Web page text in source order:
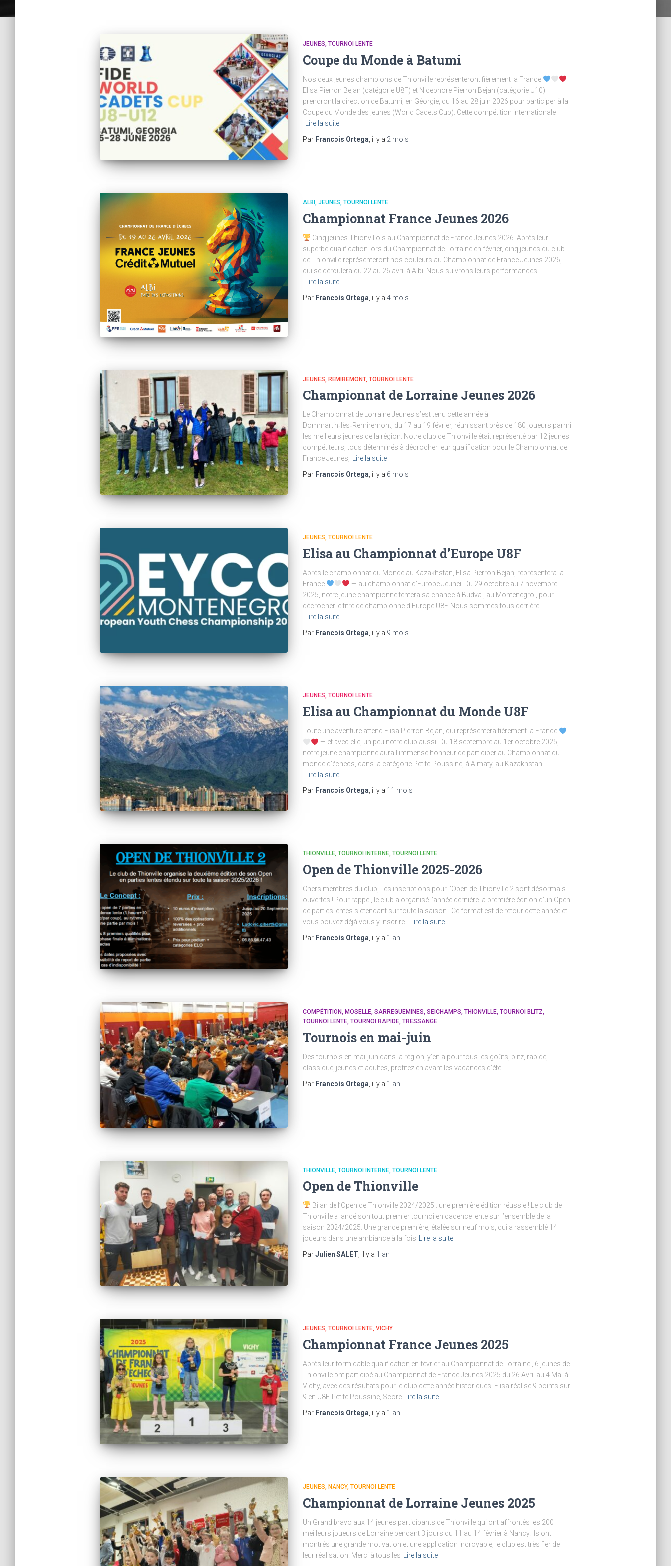
JEUNES TOURNOI LENTE
Coupe du Monde à Batumi
Nos deux jeunes champions de Thionville représenteront fièrement la France
Elisa Pierron Bejan (catégorie U8F) et Nicephore Pierron Bejan (catégorie U10)
prendront la direction de Batumi, en Géorgie, du 16 au 28 juin 2026 pour participer à la
Coupe du Monde des jeunes (World Cadets Cup). Cette compétition internationale
Lire la suite
Par Francois Ortega , il y a 2 mois
ALBI JEUNES TOURNOI LENTE
Championnat France Jeunes 2026
Cinq jeunes Thionvillois au Championnat de France Jeunes 2026 !Après leur
superbe qualification lors du Championnat de Lorraine en février, cinq jeunes du club
de Thionville représenteront nos couleurs au Championnat de France Jeunes 2026,
qui se déroulera du 22 au 26 avril à Albi. Nous suivrons leurs performances
Lire la suite
Par Francois Ortega , il y a 4 mois
JEUNES REMIREMONT TOURNOI LENTE
Championnat de Lorraine Jeunes 2026
Le Championnat de Lorraine Jeunes s’est tenu cette année à
Dommartin‑lès‑Remiremont, du 17 au 19 février, réunissant près de 180 joueurs parmi
les meilleurs jeunes de la région. Notre club de Thionville était représenté par 12 jeunes
compétiteurs, tous déterminés à décrocher leur qualification pour le Championnat de
France Jeunes,
Lire la suite
Par Francois Ortega , il y a 6 mois
JEUNES TOURNOI LENTE
Elisa au Championnat d’Europe U8F
Aprés le championnat du Monde au Kazakhstan, Elisa Pierron Bejan, représentera la
France
— au championnat d’Europe Jeunei. Du 29 octobre au 7 novembre
2025, notre jeune championne tentera sa chance à Budva , au Montenegro , pour
décrocher le titre de championne d’Europe U8F. Nous sommes tous derrière
Lire la suite
Par Francois Ortega , il y a 9 mois
JEUNES TOURNOI LENTE
Elisa au Championnat du Monde U8F
Toute une aventure attend Elisa Pierron Bejan, qui représentera fièrement la France
— et avec elle, un peu notre club aussi. Du 18 septembre au 1er octobre 2025,
notre jeune championne aura l’immense honneur de participer au Championnat du
monde d’échecs, dans la catégorie Petite-Poussine, à Almaty, au Kazakhstan.
Lire la suite
Par Francois Ortega, il y a 11 mois
THIONVILLE TOURNOI INTERNE TOURNOI LENTE
Open de Thionville 2025-2026
Chers membres du club, Les inscriptions pour l’Open de Thionville 2 sont désormais
ouvertes ! Pour rappel, le club a organisé l’année dernière la première édition d’un Open
de parties lentes s’étendant sur toute la saison ! Ce format est de retour cette année et
vous pouvez déjà vous y inscrire ! Lire la suite
Par Francois Ortega, il y a 1 an
COMPÉTITION MOSELLE SARREGUEMINES SEICHAMPS THIONVILLE TOURNOI BLITZ
TOURNOI LENTE TOURNOI RAPIDE TRESSANGE
Tournois en mai-juin
Des tournois en mai-juin dans la région, y’en a pour tous les goûts, blitz, rapide,
classique, jeunes et adultes, profitez en avant les vacances d’été .
Par Francois Ortega , il y a 1 an
THIONVILLE TOURNOI INTERNE TOURNOI LENTE
Open de Thionville
Bilan de l’Open de Thionville 2024/2025 : une première édition réussie ! Le club de
Thionville a lancé son tout premier tournoi en cadence lente sur l’ensemble de la
saison 2024/2025. Une grande première, étalée sur neuf mois, qui a rassemblé 14
joueurs dans une ambiance à la fois
Lire la suite
ParJulien SALET , il y a 1 an
JEUNES TOURNOI LENTE VICHY
Championnat France Jeunes 2025
Après leur formidable qualification en février au Championnat de Lorraine , 6 jeunes de
Thionville ont participé au Championnat de France Jeunes 2025 du 26 Avril au 4 Mai à
Vichy, avec des résultats pour le club cette année historiques. Elisa réalise 9 points sur
9 en U8F-Petite Poussine, Score
Lire la suite
Par Francois Ortega , il y a 1 an
JEUNES NANCY TOURNOI LENTE
Championnat de Lorraine Jeunes 2025
Un Grand bravo aux 14 jeunes participants de Thionville qui ont affrontés les 200
meilleurs joueurs de Lorraine pendant 3 jours du 11 au 14 février à Nancy. Ils ont
montrés une grande motivation et une application incroyable, le club est très fier de
leur réalisation. Merci à tous les Lire la suite